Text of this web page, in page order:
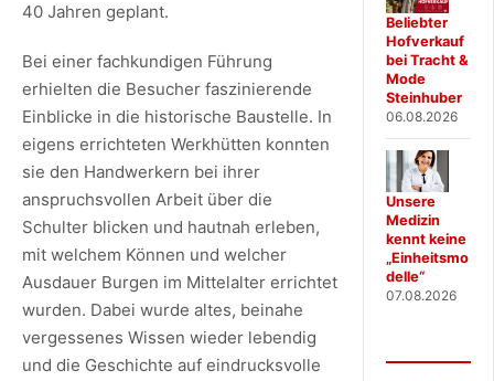
40 Jahren geplant.
Bei einer fachkundigen Führung
erhielten die Besucher faszinierende
Einblicke in die historische Baustelle. In
eigens errichteten Werkhütten konnten
sie den Handwerkern bei ihrer
anspruchsvollen Arbeit über die
Schulter blicken und hautnah erleben,
mit welchem Können und welcher
Ausdauer Burgen im Mittelalter errichtet
wurden. Dabei wurde altes, beinahe
vergessenes Wissen wieder lebendig
und die Geschichte auf eindrucksvolle
Beliebter
Hofverkauf
bei Tracht &
Mode
Steinhuber
06.08.2026
Unsere
Medizin
kennt keine
„Einheitsmo
delle“
07.08.2026